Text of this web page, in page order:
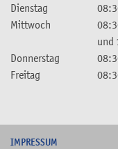
Dienstag
Mittwoch
und
Donnerstag
Freitag
IMPRESSUM